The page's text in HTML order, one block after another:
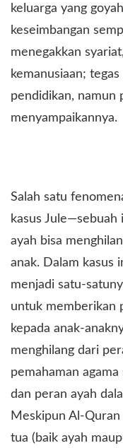
keluarga yang
keseimbangan
menegakkan
kemanusiaan;
pendidikan, namun
menyampaikannya.
Salah satu
kasus Jule—sebuah
ayah bisa
anak. Dalam kasus
menjadi satu-
untuk memberikan
kepada anak-
menghilang dari
pemahaman
dan peran ayah
Meskipun Al-
tua (baik ayah